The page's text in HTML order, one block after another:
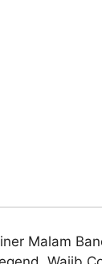
Malam